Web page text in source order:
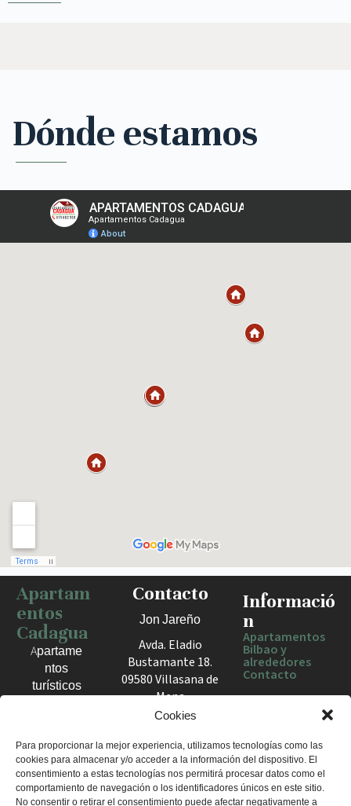
Cookies
Para proporcionar la mejor experiencia, utilizamos tecnologías como las
cookies para almacenar y/o acceder a la información del dispositivo. El
consentimiento a estas tecnologías nos permitirá procesar datos como el
comportamiento de navegación o los identificadores únicos en este sitio.
No consentir o retirar el consentimiento puede afectar negativamente a
Dónde estamos
Haz clic para activar el mapa
Apartam
entos
Cadagua
Apartame
ntos
turísticos
el Valle
de Mena.
Estancias
cómodas
Contacto
Jon Jareño
Avda. Eladio
Bustamante 18.
09580 Villasana de
Mena
España
+34 675 602
960
apartamentosc
Informació
n
Apartamentos
Bilbao y
alrededores
Contacto